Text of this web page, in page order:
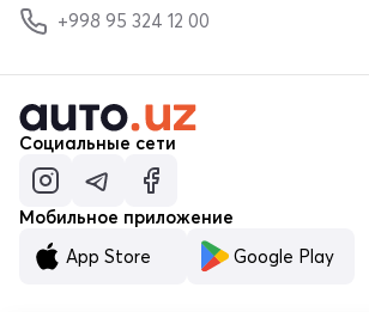
+998 95 324 12 00
Социальные сети
Мобильное приложение
App Store
Google Play